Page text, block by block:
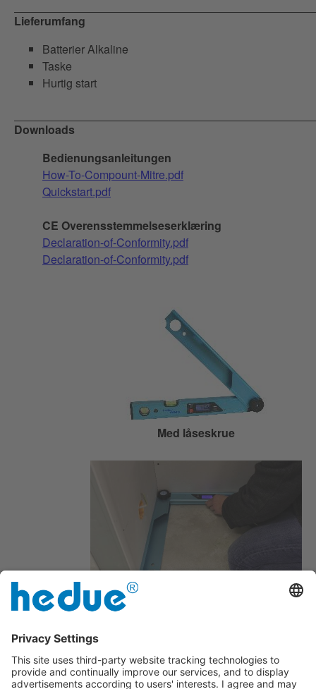
Lieferumfang
Batterier Alkaline
Taske
Hurtig start
Downloads
Bedienungsanleitungen
How-To-Compount-Mitre.pdf
Quickstart.pdf
CE Overensstemmelseserklæring
Declaration-of-Conformity.pdf
Declaration-of-Conformity.pdf
Med låseskrue